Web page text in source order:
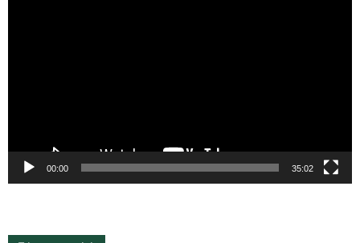
00:00 35:02